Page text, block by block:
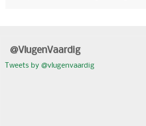
@VlugenVaardig
Tweets by @vlugenvaardig